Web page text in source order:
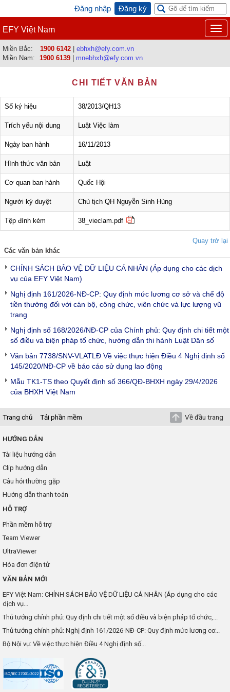
Đăng ký
Đăng nhập
EFY Việt Nam
Miền Bắc: 1900 6142
ebhxh@efy.com.vn
Miền Nam:
1900 6139 mnebhxh@efy.com.vn
CHI TIẾT VĂN BẢN
Số ký hiệu 38/2013/QH13
Trích yếu nội dung Luật Việc làm
Ngày ban hành 16/11/2013
Hình thức văn bản Luật
Cơ quan ban hành Quốc Hội
Người ký duyệt Chủ tịch QH Nguyễn Sinh Hùng
Tệp đính kèm 38_vieclam.pdf
Quay trở lại
Các văn bản khác
CHÍNH SÁCH BẢO VỆ DỮ LIỆU CÁ NHÂN (Áp dụng cho các dịch
vụ của EFY Việt Nam)
Nghị định 161/2026-NĐ-CP: Quy định mức lương cơ sở và chế độ
tiền thưởng đối với cán bộ, công chức, viên chức và lực lượng vũ
trang
Nghị định số 168/2026/NĐ-CP của Chính phủ: Quy định chi tiết một
số điều và biện pháp tổ chức, hướng dẫn thi hành Luật Dân số
Văn bản 7738/SNV-VLATLĐ Về việc thực hiện Điều 4 Nghị định số
145/2020/NĐ-CP về báo cáo sử dụng lao động
Mẫu TK1-TS theo Quyết định số 366/QĐ-BHXH ngày 29/4/2026
của BHXH Việt Nam
Trang chủ Tải phần mềm Về đầu trang
HƯỚNG DẪN
Tài liệu hướng dẫn
Clip hướng dẫn
Câu hỏi thường gặp
Hướng dẫn thanh toán
HỖ TRỢ
Phần mềm hỗ trợ
Team Viewer
UltraViewer
Hóa đơn điện tử
VĂN BẢN MỚI
EFY Việt Nam: CHÍNH SÁCH BẢO VỆ DỮ LIỆU CÁ NHÂN (Áp dụng cho các
dịch vụ...
Thủ tướng chính phủ: Quy định chi tiết một số điều và biện pháp tổ chức,...
Thủ tướng chính phủ: Nghị định 161/2026-NĐ-CP: Quy định mức lương cơ...
Bộ Nội vụ: Về việc thực hiện Điều 4 Nghị định số...